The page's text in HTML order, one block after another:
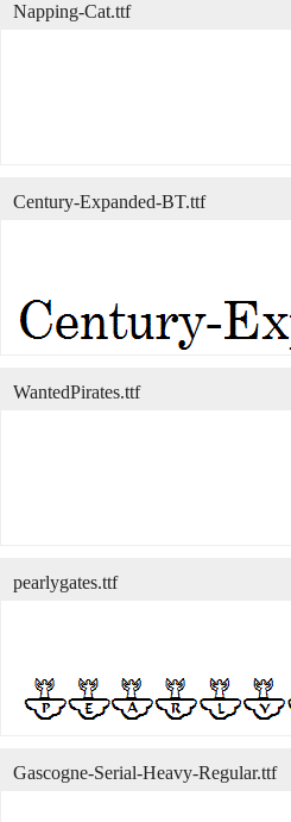
Napping-Cat.ttf
Century-Expanded-BT.ttf
WantedPirates.ttf
pearlygates.ttf
Gascogne-Serial-Heavy-Regular.ttf